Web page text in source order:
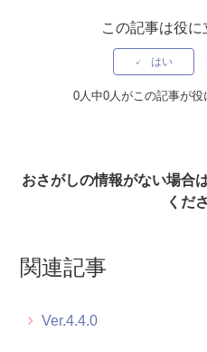
Ver.4.3.0
この記事は役に
はい
0人中0人がこの記事が
おさがしの情報がない場合は
くだ
関連記事
Ver.4.4.0